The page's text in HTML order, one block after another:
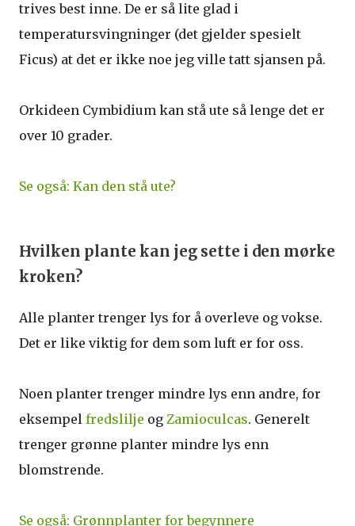
trives best inne. De er så lite glad i
temperatursvingninger (det gjelder spesielt
Ficus) at det er ikke noe jeg ville tatt sjansen på.
Orkideen Cymbidium kan stå ute så lenge det er
over 10 grader.
Se også: Kan den stå ute?
Hvilken plante kan jeg sette i den mørke
kroken?
Alle planter trenger lys for å overleve og vokse.
Det er like viktig for dem som luft er for oss.
Noen planter trenger mindre lys enn andre, for
eksempel fredslilje og Zamioculcas. Generelt
trenger grønne planter mindre lys enn
blomstrende.
Se også: Grønnplanter for begynnere